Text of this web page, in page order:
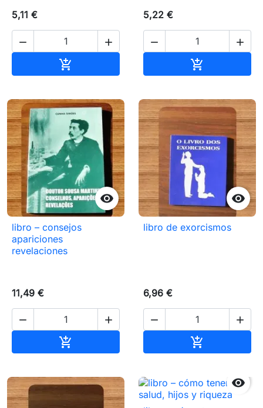
5,11 €
 

5,22 €
 


libro – consejos
apariciones
revelaciones
11,49 €
 


libro de exorcismos
6,96 €
 

